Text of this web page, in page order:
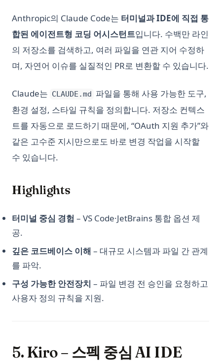
Python
Sklearn Train Test Split: Python에서 데이터 분할을 위한 완벽
Snowflake Connector Python: Install and Connect to
Snowflake with Ease
Snowflake Connector Python: 쉽게 설치하고 Snowflake에 연
T-Test and P-Value in Python for Data Analysis
Text Cleaning in Python: Effective Data Cleaning Tutorial
The Ultimate Guide: How to Use Scikit-learn Imputer
Understanding Pandas DataFrame Indices | Python
Unfolding the Architecture and Efficiency of Fast and Faster
Comprehensive Guide
Web Scraping with Python: Complete Guide Using
What Is Parsing in Python? A Guide to Parsers and
Techniques
Anthropic의 Claude Code는 터미널과 IDE에 직접 통
합된 에이전트형 코딩 어시스턴트입니다. 수백만 라인
의 저장소를 검색하고, 여러 파일을 연관 지어 수정하
며, 자연어 이슈를 실질적인 PR로 변환할 수 있습니다.
Claude는 CLAUDE.md 파일을 통해 사용 가능한 도구,
환경 설정, 스타일 규칙을 정의합니다. 저장소 컨텍스
트를 자동으로 로드하기 때문에, “OAuth 지원 추가”와
같은 고수준 지시만으로도 바로 변경 작업을 시작할
수 있습니다.
Highlights
터미널 중심 경험 – VS Code·JetBrains 통합 옵션 제
공.
깊은 코드베이스 이해 – 대규모 시스템과 파일 간 관계
를 파악.
구성 가능한 안전장치 – 파일 변경 전 승인을 요청하고
사용자 정의 규칙을 지원.
5. Kiro – 스펙 중심 AI IDE